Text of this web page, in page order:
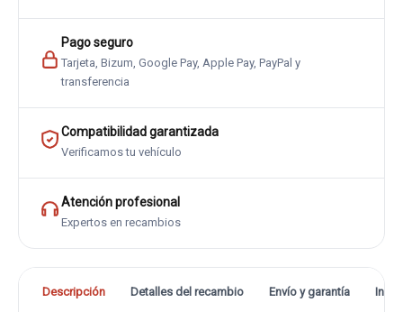
Pago seguro
Tarjeta, Bizum, Google Pay, Apple Pay, PayPal y
transferencia
Compatibilidad garantizada
Verificamos tu vehículo
Atención profesional
Expertos en recambios
Descripción Detalles del recambio Envío y garantía